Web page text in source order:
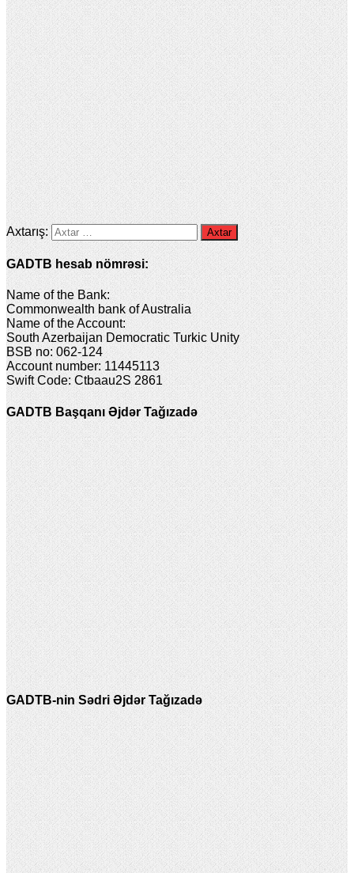
Axtarış:
GADTB hesab nömrəsi:
Name of the Bank:
Commonwealth bank of Australia
Name of the Account:
South Azerbaijan Democratic Turkic Unity
BSB no: 062-124
Account number: 11445113
Swift Code: Ctbaau2S 2861
GADTB Başqanı Əjdər Tağızadə
GADTB-nin Sədri Əjdər Tağızadə